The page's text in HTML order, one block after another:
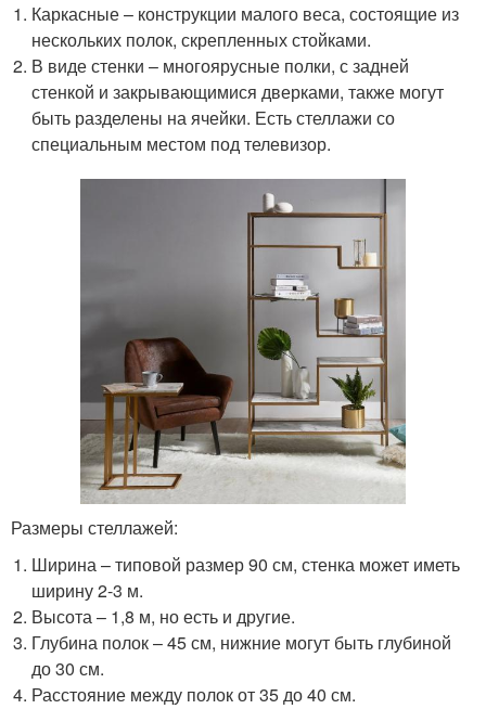
Каркасные – конструкции малого веса, состоящие из
нескольких полок, скрепленных стойками.
В виде стенки – многоярусные полки, с задней
стенкой и закрывающимися дверками, также могут
быть разделены на ячейки. Есть стеллажи со
специальным местом под телевизор.
Размеры стеллажей:
Ширина – типовой размер 90 см, стенка может иметь
ширину 2-3 м.
Высота – 1,8 м, но есть и другие.
Глубина полок – 45 см, нижние могут быть глубиной
до 30 см.
Расстояние между полок от 35 до 40 см.